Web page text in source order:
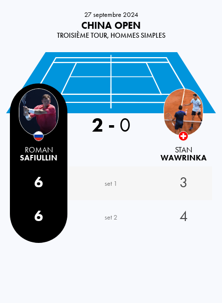
27 septembre 2024
CHINA OPEN
TROISIÈME TOUR, HOMMES SIMPLES
Russia
ROMAN
SAFIULLIN
2 - 0
STAN
WAWRINKA
6 set 1
3
6
set 2 4